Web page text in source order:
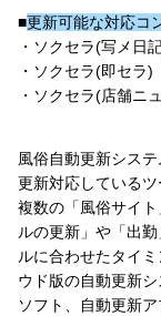
■更新可能な対応コ
・ソクセラ(写メ日
・ソクセラ(即セラ)
・ソクセラ(店舗ニ
風俗自動更新シス
更新対応しているツ
複数の「風俗サイ
ルの更新」や「出
ルに合わせたタイ
ウド版の自動更新
ソフト、自動更新